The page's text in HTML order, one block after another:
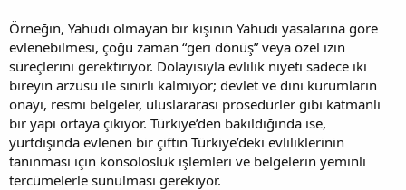
Örneğin, Yahudi olmayan bir kişinin Yahudi yasalarına göre
evlenebilmesi, çoğu zaman “geri dönüş” veya özel izin
süreçlerini gerektiriyor. Dolayısıyla evlilik niyeti sadece iki
bireyin arzusu ile sınırlı kalmıyor; devlet ve dini kurumların
onayı, resmi belgeler, uluslararası prosedürler gibi katmanlı
bir yapı ortaya çıkıyor. Türkiye’den bakıldığında ise,
yurtdışında evlenen bir çiftin Türkiye’deki evliliklerinin
tanınması için konsolosluk işlemleri ve belgelerin yeminli
tercümelerle sunulması gerekiyor.